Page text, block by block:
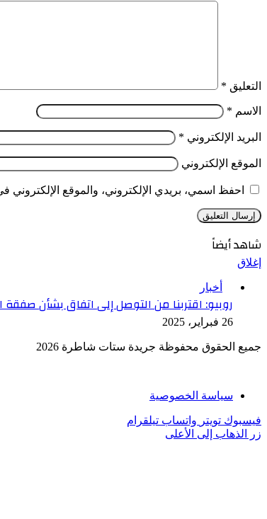
التعليق *
الاسم *
البريد الإلكتروني *
الموقع الإلكتروني
احفظ اسمي، بريدي الإلكتروني، والموقع الإلكتروني
شاهد أيضاً
إغلاق
أخبار
روبيو: اقتربنا من التوصل إلى اتفاق بشأن
26 فبراير، 2025
جميع الحقوق محفوظة جريدة ستات شاطرة 2026
سياسة الخصوصية
فيسبوك تويتر واتساب تيلقرام
زر الذهاب إلى الأعلى